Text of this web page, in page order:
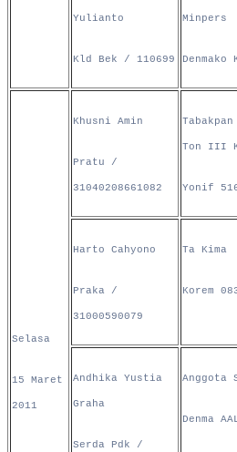
Yulianto
Kld Bek / 110699
Minpers
Denmako
Selasa
15 Maret
2011
Khusni Amin
Pratu /
31040208661082
Ton III
Yonif
Harto Cahyono
Praka /
31000590079
Ta Kima
Korem
Andhika Yustia
Graha
Serda Pdk /
Anggota
Denma